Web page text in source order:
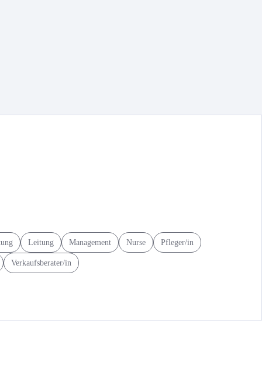
Leitung Management Nurse Pfleger/in
Verkaufsberater/in